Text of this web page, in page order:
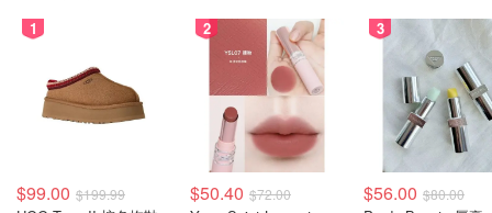
1
$99.00 $199.99
2
$50.40 $72.00
3
$56.00 $80.00